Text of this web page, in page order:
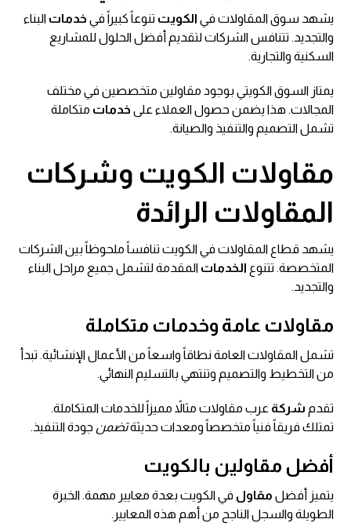
يشهد سوق المقاولات في الكويت تنوعاً كبيراً في خدمات البناء
والتجديد. تتنافس الشركات لتقديم أفضل الحلول للمشاريع
السكنية والتجارية.
يمتاز السوق الكويتي بوجود مقاولين متخصصين في مختلف
المجالات. هذا يضمن حصول العملاء على خدمات متكاملة
تشمل التصميم والتنفيذ والصيانة.
مقاولات الكويت وشركات
المقاولات الرائدة
يشهد قطاع المقاولات في الكويت تنافساً ملحوظاً بين الشركات
المتخصصة. تتنوع الخدمات المقدمة لتشمل جميع مراحل البناء
والتجديد.
مقاولات عامة وخدمات متكاملة
تشمل المقاولات العامة نطاقاً واسعاً من الأعمال الإنشائية. تبدأ
من التخطيط والتصميم وتنتهي بالتسليم النهائي.
تقدم شركة عرب مقاولات مثالاً مميزاً للخدمات المتكاملة.
تمتلك فريقاً فنياً متخصصاً ومعدات حديثةتضمن جودة التنفيذ.
أفضل مقاولين بالكويت
يتميز أفضل مقاول في الكويت بعدة معايير مهمة. الخبرة
الطويلة والسجل الناجح من أهم هذه المعايير.